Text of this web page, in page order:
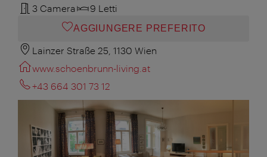
3 Camera
9 Letti
AGGIUNGERE PREFERITO
Lainzer Straße 25, 1130 Wien
www.schoenbrunn-living.at
+43 664 301 73 12